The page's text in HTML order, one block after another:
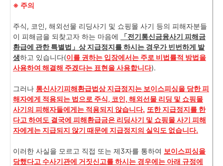
※ 주의
주식, 코인, 해외선물 리딩사기 및 쇼핑몰 사기 등의 피해자분들
이 피해금을 되찾고자 하는 마음에
「전기통신금융사기 피해금
환급에 관한 특별법 」상 지급정지를 하시는 경우가 빈번하게 발
생하고 있습니다(이를 권하는 입장에서는 주로 비법률적 방법을
사용하여 해결해 주겠다는 표현을 사용합니다).
그러나 통신사기피해환급법상 지급정지는 보이스피싱을 당한 피
해자에게 적용되는 법으로 주식, 코인, 해외선물 리딩 및 쇼핑몰
사기의 피해자들에게는 적용되지 않습니다. 또한 지급정지를 한
다고 하여도 결국에 피해환급금은 리딩사기 및 쇼핑몰 사기 피해
자에게는 지급되지 않기 때문에 지급정지의 실익도 없습니다.
이러한 사실을 모르고 직접 또는 제3자를 통하여 보이스피싱을
당했다고 수사기관에 거짓신고를 하시는 경우에는 아래 규정에